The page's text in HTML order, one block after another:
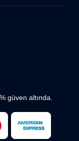
güven altında.